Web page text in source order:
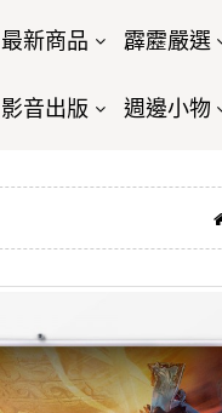
最新商品 霹靂嚴選
影音出版 週邊小物